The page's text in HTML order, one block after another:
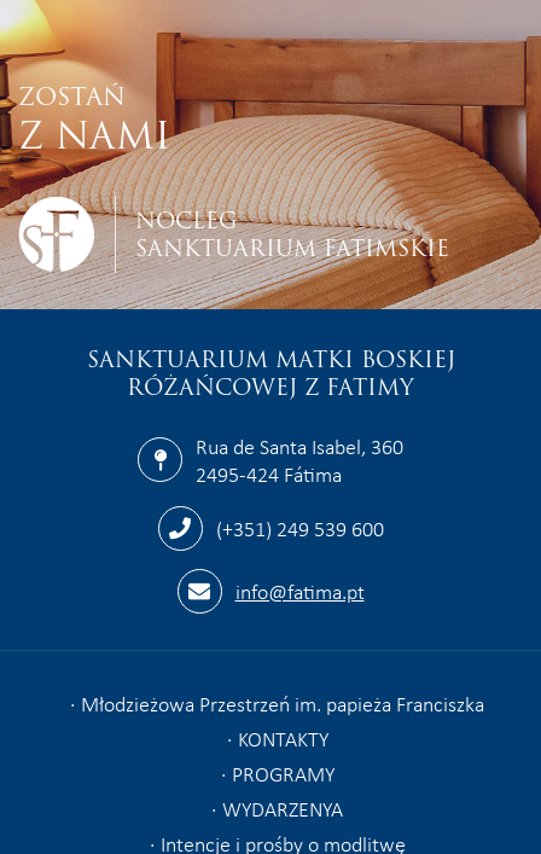
ZOSTAŃ
Z NAMI
NOCLEG
SANKTUARIUM FATIMSKIE
SANKTUARIUM MATKI BOSKIEJ
RÓŻAŃCOWEJ Z FATIMY
Rua de Santa Isabel, 360
2495-424 Fátima
(+351) 249 539 600
info@fatima.pt
Młodzieżowa Przestrzeń im. papieża Franciszka
KONTAKTY
PROGRAMY
WYDARZENYA
Intencje i prośby o modlitwę